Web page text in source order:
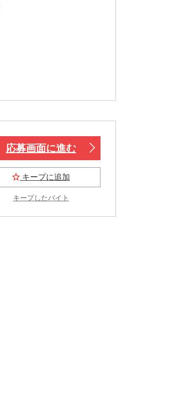
応募画面に進む
キープに追加
キープしたバイト